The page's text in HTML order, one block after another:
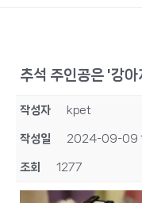
추석 주인공은 '강
작성자 kpet
작성일 2024-09-09
조회 1277